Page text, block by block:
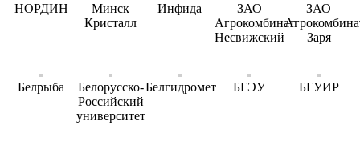
НОРДИН
Минск
Кристалл
Инфида
ЗАО
Агрокомбинат
Несвижский
ЗАО
Заря
Белрыба
Белорусско-
Российский
университет
Белгидромет БГЭУ БГУИР